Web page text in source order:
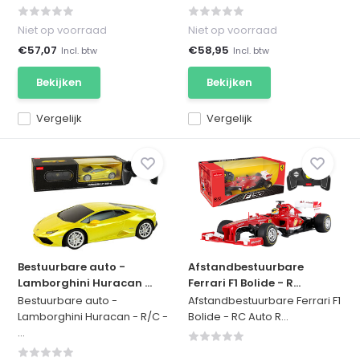
Vergelijk
Niet op voorraad
€57,07 Incl. btw
Bekijken
Vergelijk
Niet op voorraad
€58,95 Incl. btw
Bekijken
Bestuurbare auto -
Lamborghini Huracan ...
Bestuurbare auto -
Lamborghini Huracan - R/C -
...
Afstandbestuurbare
Ferrari F1 Bolide - R...
Afstandbestuurbare Ferrari F1
Bolide - RC Auto R...